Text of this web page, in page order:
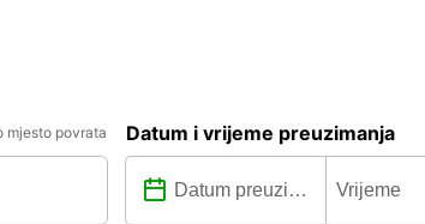
mjesto povrata Datum i vrijeme preuzimanja